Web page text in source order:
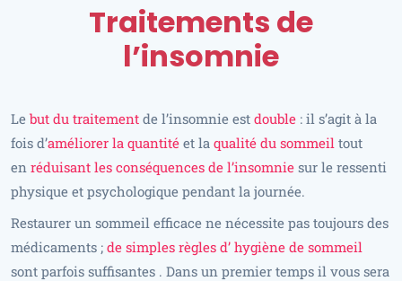
Traitements de
l’insomnie
Le but du traitement de l’insomnie est double : il s’agit à la
fois d’améliorer la quantité et la qualité du sommeil tout
en réduisant les conséquences de l’insomnie sur le ressenti
physique et psychologique pendant la journée.
Restaurer un sommeil efficace ne nécessite pas toujours des
médicaments ; de simples règles d’ hygiène de sommeil
sont parfois suffisantes . Dans un premier temps il vous sera